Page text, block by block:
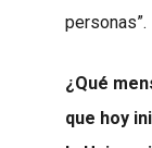
personas”.
¿Qué
que hoy